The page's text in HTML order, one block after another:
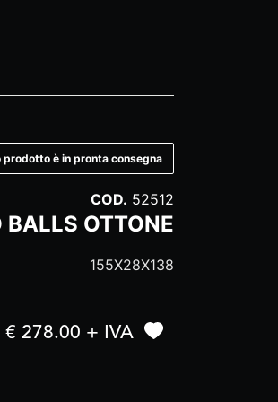
prodotto è in pronta consegna
COD. 52512
OTTONE
155X28X138
€ 278.00 + IVA